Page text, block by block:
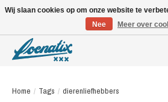
Home / Tags / dierenliefhebbers
Wij slaan cookies op om onze website te
Nee
Meer over